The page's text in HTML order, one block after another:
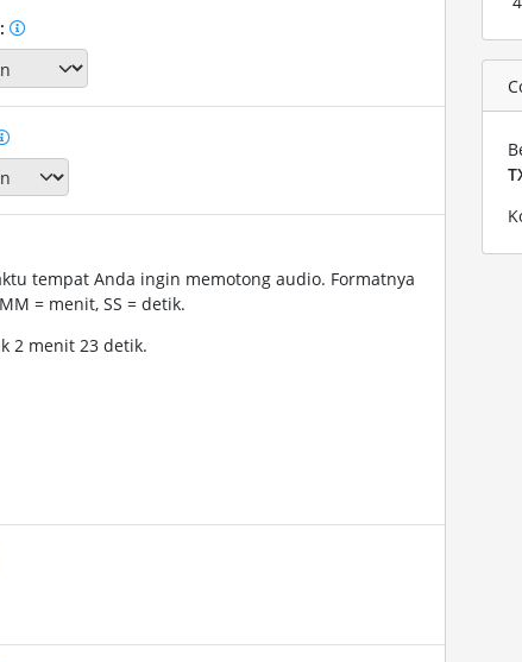
tempat Anda ingin memotong audio. Formatnya
= menit, SS = detik.
2 menit 23 detik.